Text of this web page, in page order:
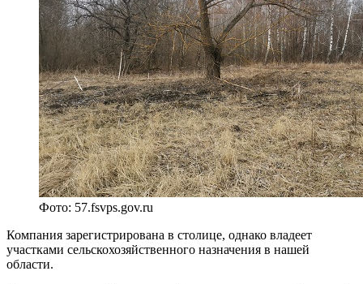
Фото: 57.fsvps.gov.ru
Компания зарегистрирована в столице, однако владеет
участками сельскохозяйственного назначения в нашей
области.